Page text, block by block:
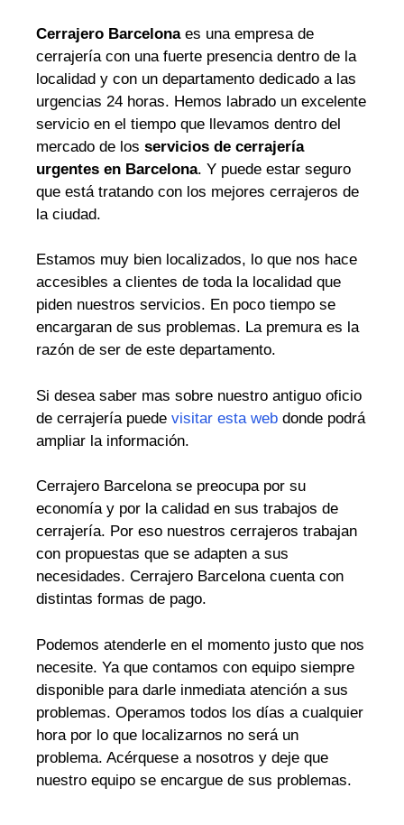
Cerrajero Barcelonaes una empresa de
cerrajería con una fuerte presencia dentro de la
localidad y con un departamento dedicado a las
urgencias 24 horas. Hemos labrado un excelente
servicio en el tiempo que llevamos dentro del
mercado de los servicios de cerrajería
urgentes en Barcelona. Y puede estar seguro
que está tratando con los mejores cerrajeros de
la ciudad.
Estamos muy bien localizados, lo que nos hace
accesibles a clientes de toda la localidad que
piden nuestros servicios. En poco tiempo se
encargaran de sus problemas. La premura es la
razón de ser de este departamento.
Si desea saber mas sobre nuestro antiguo oficio
de cerrajería puede visitar esta web donde podrá
ampliar la información.
Cerrajero Barcelona se preocupa por su
economía y por la calidad en sus trabajos de
cerrajería. Por eso nuestros cerrajeros trabajan
con propuestas que se adapten a sus
necesidades. Cerrajero Barcelona cuenta con
distintas formas de pago.
Podemos atenderle en el momento justo que nos
necesite. Ya que contamos con equipo siempre
disponible para darle inmediata atención a sus
problemas. Operamos todos los días a cualquier
hora por lo que localizarnos no será un
problema. Acérquese a nosotros y deje que
nuestro equipo se encargue de sus problemas.